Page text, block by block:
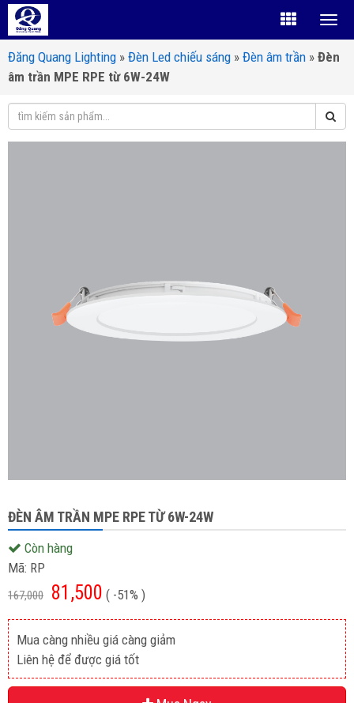
Đăng Quang Lighting » Đèn Led chiếu sáng » Đèn âm trần » Đèn
âm trần MPE RPE từ 6W-24W
ĐÈN ÂM TRẦN MPE RPE TỪ 6W-24W
Còn hàng
Mã: RP
167,000 81,500 ( -51% )
Mua càng nhiều giá càng giảm
Liên hệ để được giá tốt